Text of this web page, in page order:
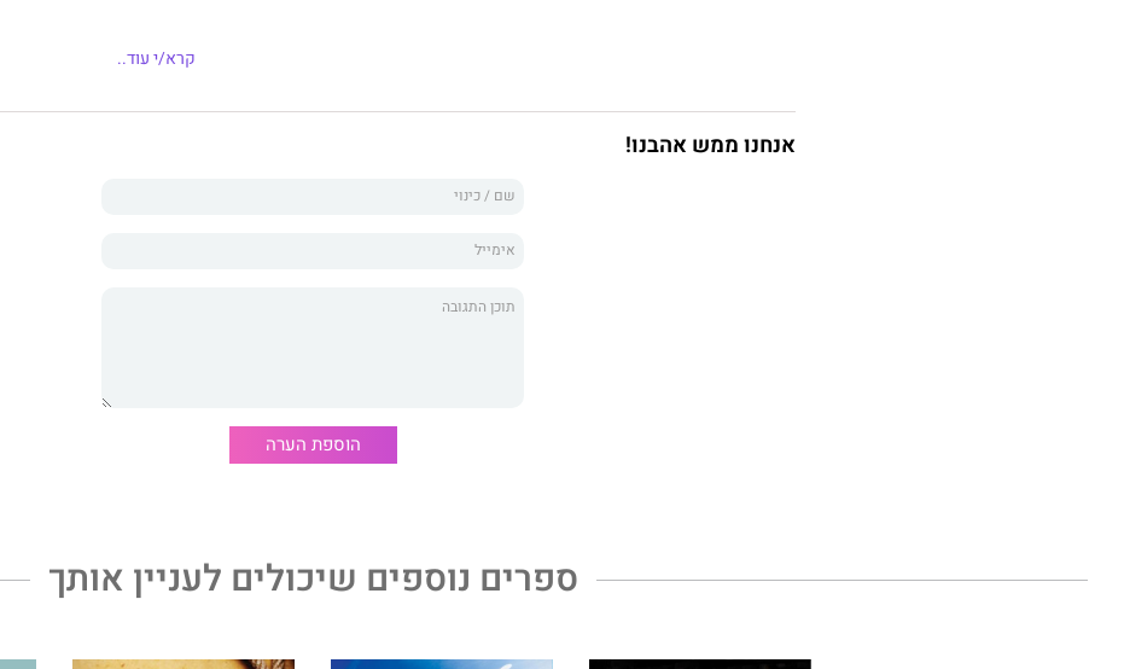
ליקטה פרט לפרט כדי להבין מי היתה קרן טנדלר ומה התרחש
בלילה ההוא. היא דיברה עם מפקדי חיל האוויר בעבר ובהווה, מכונאים מוטסים
מרתק וחשוב על ליל מלחמה ועל אישה נחושה, עדינה, מיוחדת במינה. גיבורה.
מספר את סיפורה של קרן טנדלר, המכונאית המוטסת הראשונה
חילוצה של קרן מלבנון מסופר מנקודות המבט הרבות, רבות מספור, ומתאר את
קרא/י עוד..
אנחנו ממש אהבנו!
הוספת הערה
ספרים נוספים שיכולים לעניין אותך